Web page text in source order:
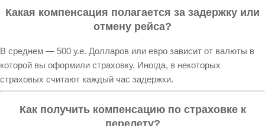
Какая компенсация полагается за задержку или
отмену рейса?
В среднем — 500 у.е. Долларов или евро зависит от валюты в
которой вы оформили страховку. Иногда, в некоторых
страховых считают каждый час задержки.
Как получить компенсацию по страховке к
перелету?